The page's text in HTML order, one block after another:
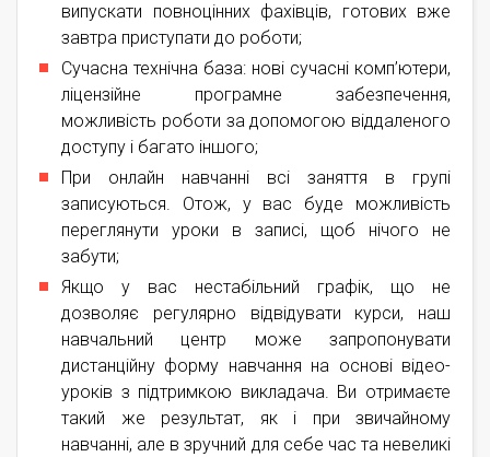
випускати повноцінних фахівців, готових вже
завтра приступати до роботи;
Сучасна технічна база: нові сучасні комп’ютери,
ліцензійне програмне забезпечення,
можливість роботи за допомогою віддаленого
доступу і багато іншого;
При онлайн навчанні всі заняття в групі
записуються. Отож, у вас буде можливість
переглянути уроки в записі, щоб нічого не
забути;
Якщо у вас нестабільний графік, що не
дозволяє регулярно відвідувати курси, наш
навчальний центр може запропонувати
дистанційну форму навчання на основі відео-
уроків з підтримкою викладача. Ви отримаєте
такий же результат, як і при звичайному
навчанні, але в зручний для себе час та невеликі